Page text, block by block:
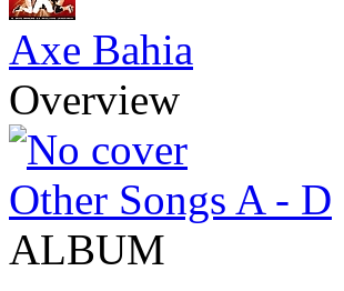
Axe Bahia
Overview
Other Songs A - D
ALBUM